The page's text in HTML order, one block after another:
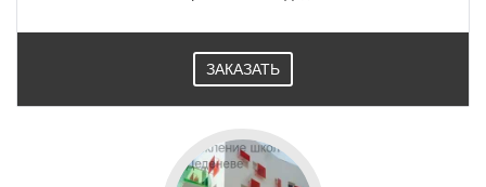
ЗАКАЗАТЬ